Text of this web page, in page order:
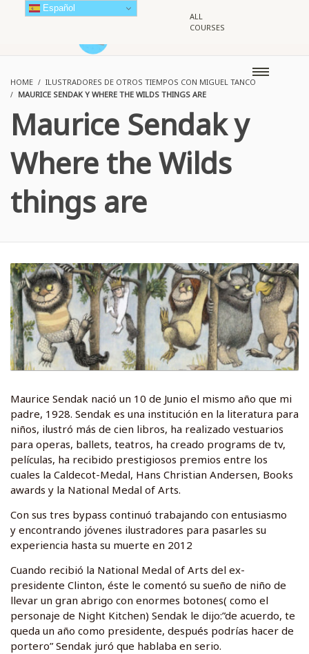
ALL
COURSES
HOME
ILUSTRADORES DE OTROS TIEMPOS CON MIGUEL TANCO
MAURICE SENDAK Y WHERE THE WILDS THINGS ARE
Maurice Sendak y
Where the Wilds
things are
Maurice Sendak nació un 10 de Junio el mismo año que mi
padre, 1928. Sendak es una institución en la literatura para
niños, ilustró más de cien libros, ha realizado vestuarios
para operas, ballets, teatros, ha creado programs de tv,
películas, ha recibido prestigiosos premios entre los
cuales la Caldecot-Medal, Hans Christian Andersen, Books
awards y la National Medal of Arts.
Con sus tres bypass continuó trabajando con entusiasmo
y encontrando jóvenes ilustradores para pasarles su
experiencia hasta su muerte en 2012
Cuando recibió la National Medal of Arts del ex-
presidente Clinton, éste le comentó su sueño de niño de
llevar un gran abrigo con enormes botones( como el
personaje de Night Kitchen) Sendak le dijo:”de acuerdo, te
queda un año como presidente, después podrías hacer de
portero” Sendak juró que hablaba en serio.
Español